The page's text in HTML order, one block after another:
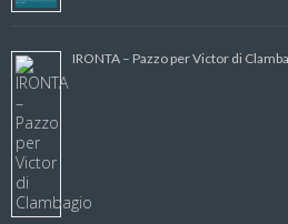
IRONTA – Pazzo per Victor di